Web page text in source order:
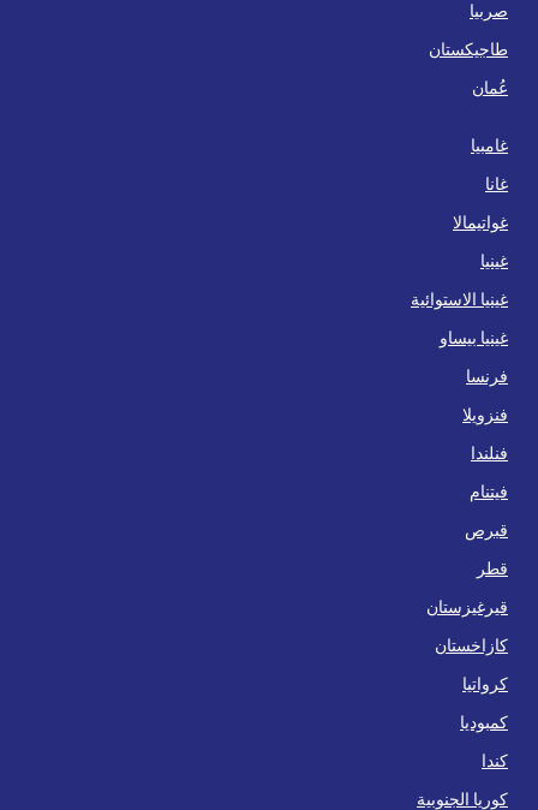
صربيا
طاجيكستان
عُمان
غامبيا
غانا
غواتيمالا
غينيا
غينيا الاستوائية
غينيا بيساو
فرنسا
فنزويلا
فنلندا
فيتنام
قبرص
قطر
قيرغيزستان
كازاخستان
كرواتيا
كمبوديا
كندا
كوريا الجنوبية